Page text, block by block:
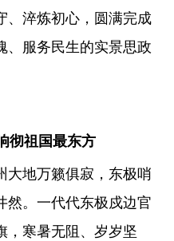
、淬炼初心，圆满完成
、服务民生的实景思政
彻祖国最东方
大地万籁俱寂，东极哨
然。一代代东极戍边官
，寒暑无阻、岁岁坚